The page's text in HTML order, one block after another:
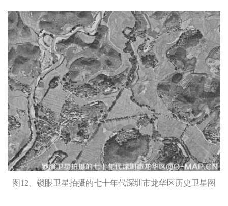
图12、锁眼卫星拍摄的七十年代深圳市龙华区历史卫星图